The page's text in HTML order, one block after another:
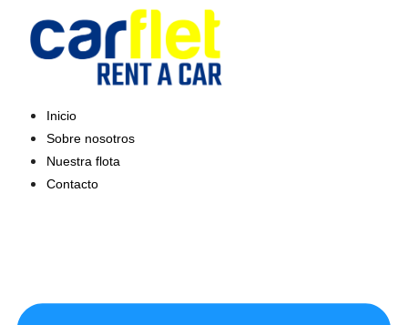
contenido
Inicio
Sobre nosotros
Nuestra flota
Contacto